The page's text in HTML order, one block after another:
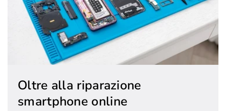
Oltre alla riparazione
smartphone online